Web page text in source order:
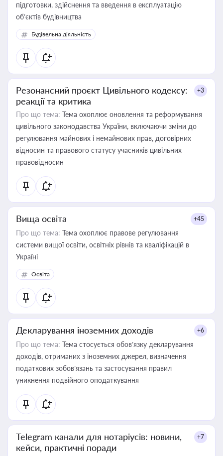
підготовки, здійснення та введення в експлуатацію
об’єктів будівництва
Будівельна діяльність
Резонансний проєкт Цивільного кодексу:
реакції та критика
+3
Про що тема: Тема охоплює оновлення та реформування
цивільного законодавства України, включаючи зміни до
регулювання майнових і немайнових прав, договірних
відносин та правового статусу учасників цивільних
правовідносин
Вища освіта +45
Про що тема: Тема охоплює правове регулювання
системи вищої освіти, освітніх рівнів та кваліфікацій в
Україні
Освіта
Декларування іноземних доходів +6
Про що тема: Тема стосується обов’язку декларування
доходів, отриманих з іноземних джерел, визначення
податкових зобов’язань та застосування правил
уникнення подвійного оподаткування
Telegram канали для нотаріусів: новини,
кейси, практичні поради
+7